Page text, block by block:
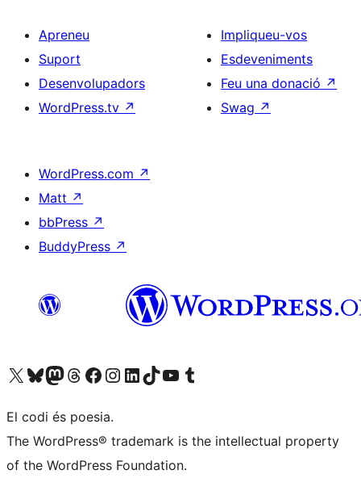
Apreneu
Suport
Desenvolupadors
WordPress.tv ↗
Impliqueu-vos
Esdeveniments
Feu una donació ↗
Swag ↗
WordPress.com ↗
Matt ↗
bbPress ↗
BuddyPress ↗
Visiteu el nostre compte X (abans Twitter)
Visiteu el nostre compte de Bluesky
Visiteu el nostre compte al Mastodon
Visiteu el nostre compte de Threads
Visiteu la nostra pàgina al Facebook
Visiteu el nostre compte d'Instagram
Visiteu el nostre compte de LinkedIn
Visiteu el nostre compte de TikTok
Visiteu el nostre canal al YouTube
Visiteu el nostre compte de Tumblr
El codi és poesia.
The WordPress® trademark is the intellectual property
of the WordPress Foundation.